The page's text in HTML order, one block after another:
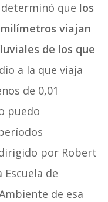
que los
viajan
de los que
a la que viaja
de 0,01
puedo
por Robert
de
de esa